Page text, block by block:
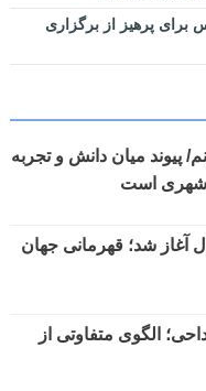
پرهیز از برگزاری
پیوند میان دانش و تجربه
شهری است
آغاز شد؛ قهرمانی جهان
الگوی متفاوتی از